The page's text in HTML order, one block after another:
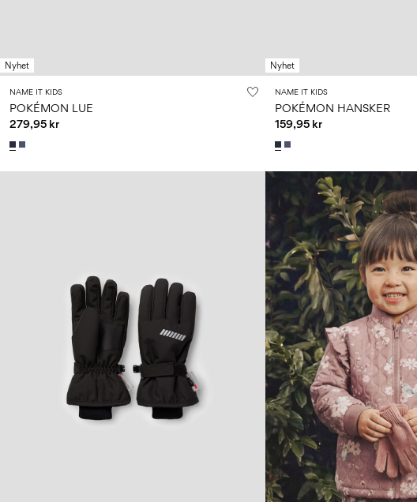
Nyhet
NAME IT KIDS
POKÉMON LUE
279,95 kr
Nyhet
NAME IT KIDS
POKÉMON HANSKER
159,95 kr